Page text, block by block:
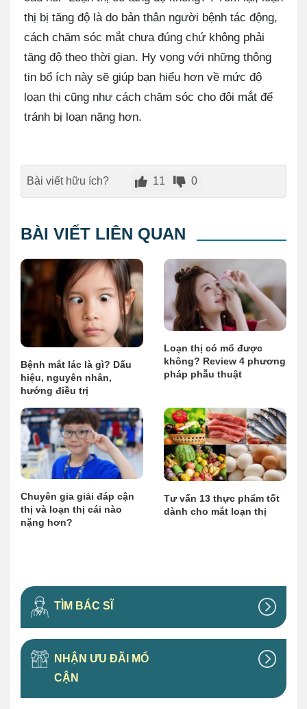
thị bị tăng độ là do bản thân người bệnh tác động,
cách chăm sóc mắt chưa đúng chứ không phải
tăng độ theo thời gian. Hy vọng với những thông
tin bổ ích này sẽ giúp bạn hiểu hơn về mức độ
loạn thị cũng như cách chăm sóc cho đôi mắt để
tránh bị loạn nặng hơn.
Bài viết hữu ích? 11 0
BÀI VIẾT LIÊN QUAN
Bệnh mắt lác là gì? Dấu
hiệu, nguyên nhân,
hướng điều trị
Loạn thị có mổ được
không? Review 4 phương
pháp phẫu thuật
Chuyên gia giải đáp cận
thị và loạn thị cái nào
nặng hơn?
Tư vấn 13 thực phẩm tốt
dành cho mắt loạn thị
TÌM BÁC SĨ
NHẬN ƯU ĐÃI MỔ
CẬN